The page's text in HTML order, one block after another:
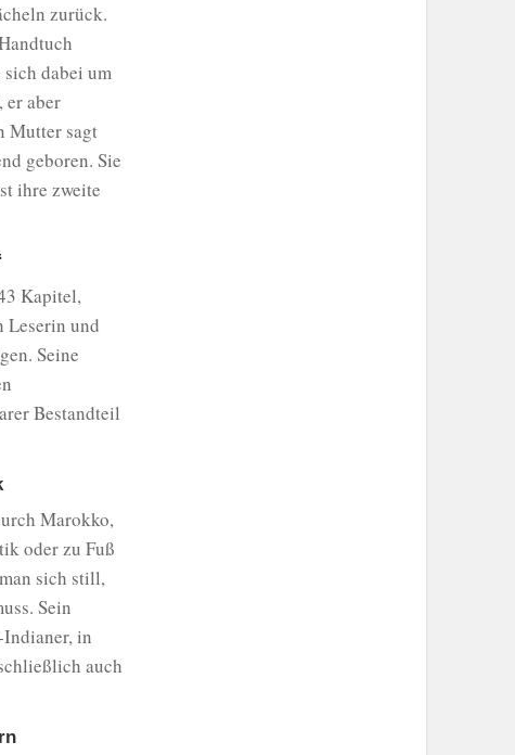
zurück.
dabei um
er aber
Mutter sagt
geboren. Sie
ihre zweite
Kapitel,
Leserin und
Seine
Bestandteil
Marokko,
oder zu Fuß
sich still,
Sein
in
auch